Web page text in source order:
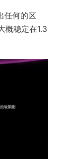
任何的区
概稳定在1.3